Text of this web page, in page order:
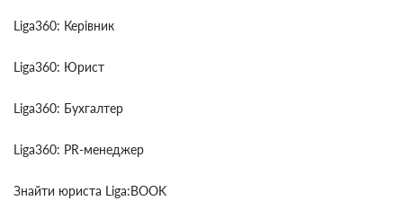
Liga360: Керівник
Liga360: Юрист
Liga360: Бухгалтер
Liga360: PR-менеджер
Знайти юриста Liga:BOOK